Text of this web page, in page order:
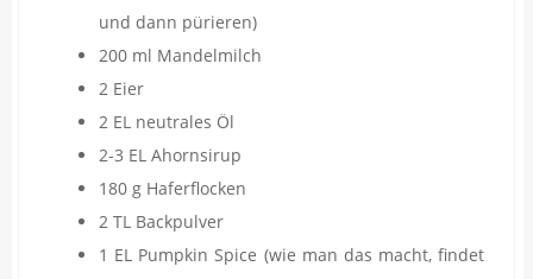
und dann pürieren)
200 ml Mandelmilch
2 Eier
2 EL neutrales Öl
2-3 EL Ahornsirup
180 g Haferflocken
2 TL Backpulver
1 EL Pumpkin Spice (wie man das macht, findet